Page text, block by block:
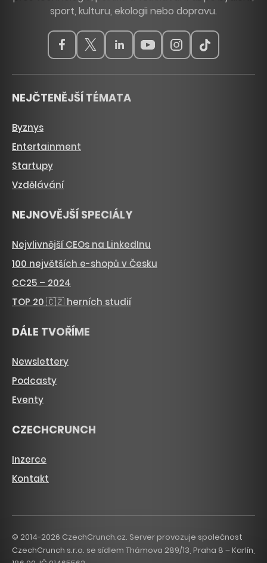
sport, kulturu, ekologii nebo dopravu.
NEJČTENĚJŠÍ TÉMATA
Byznys
Entertainment
Startupy
Vzdělávání
NEJNOVĚJŠÍ SPECIÁLY
Nejvlivnější CEOs na LinkedInu
100 největších e-shopů v Česku
CC25 – 2024
TOP 20 🇨🇿 herních studií
DÁLE TVOŘÍME
Newslettery
Podcasty
Eventy
CZECHCRUNCH
Inzerce
Kontakt
© 2014-2026 CzechCrunch.cz. Server provozuje společnost
CzechCrunch s.r.o. se sídlem Thámova 289/13, Praha 8 – Karlín,